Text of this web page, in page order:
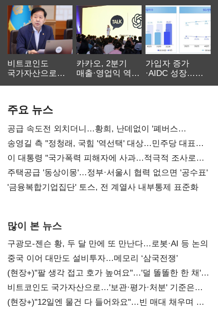
비트코인도
국가자산으로…'
카카오, 2분기
매출·영업익 역대
가입자 증가
·AIDC 성장…
주요 뉴스
공급 속도전 외치더니…황희, 난데없이 '폐버스
리모델링' 제안
송영길 측 "정청래, 국힘 '역선택' 대상…민주당 대표로
총선 지휘 못해"
이 대통령 "국가폭력 피해자에 사과…적극적 조사로
진실 밝혀야"
주택공급 '동상이몽'…정부·서울시 협력 없으면 '공수표'
'금융복합기업집단' 토스, 전 계열사 내부통제 표준화
많이 본 뉴스
구광모-젠슨 황, 두 달 만에 또 만난다…로봇·AI 등 논의
중국 이어 대만도 설비투자…메모리 ‘삼국전쟁’
(현장+)"팔 생각 접고 호가 높여요"…'덜 똘똘한 한 채'
20억 키맞추기
비트코인도 국가자산으로…'보관·평가·처분' 기준은
숙제
(현장+)"12일엔 물건 다 들어와요"…빈 매대 채우며 문